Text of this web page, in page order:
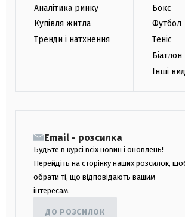
Аналітика ринку
Купівля житла
Тренди і натхнення
Бокс
Футбол
Теніс
Біатлон
Інші
Email - розсилка
Будьте в курсі всіх новин і оновлень!
Перейдіть на сторінку наших розсилок,
обрати ті, що відповідають вашим
інтересам.
ДО РОЗСИЛОК